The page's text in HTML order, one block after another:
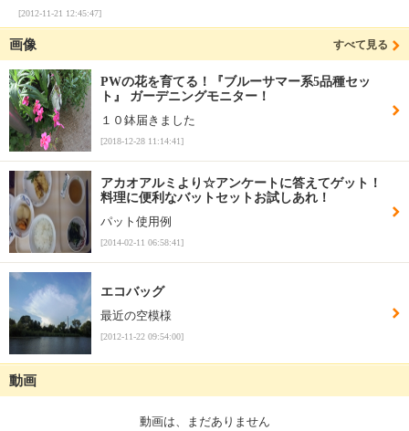
[2012-11-21 12:45:47]
画像 すべて見る
PWの花を育てる！『ブルーサマー系5品種セッ
ト』 ガーデニングモニター！
１０鉢届きました
[2018-12-28 11:14:41]
アカオアルミより☆アンケートに答えてゲット！
料理に便利なバットセットお試しあれ！
パット使用例
[2014-02-11 06:58:41]
エコバッグ
最近の空模様
[2012-11-22 09:54:00]
動画
動画は、まだありません